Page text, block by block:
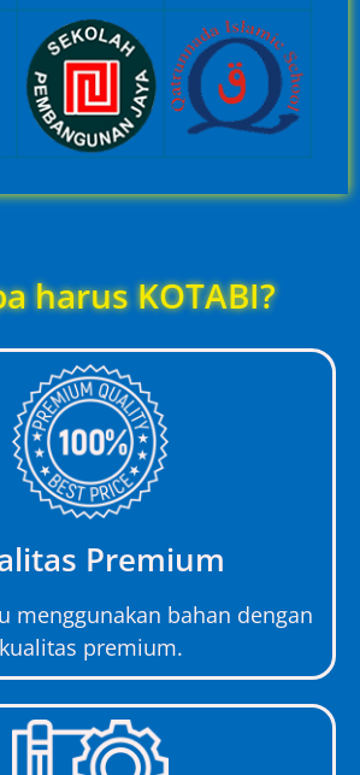
harus KOTABI?
Premium
menggunakan bahan dengan
kualitas premium.